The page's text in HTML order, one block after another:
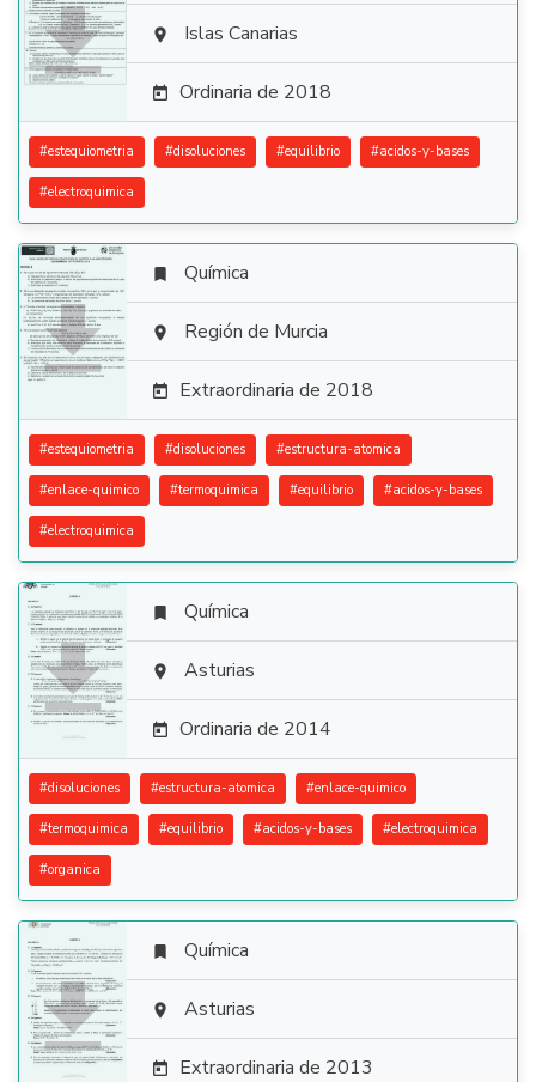
  Islas Canarias
 Ordinaria de 2018
#estequiometria #disoluciones #equilibrio #acidos-y-bases
#electroquimica

 Química
 Región de Murcia
 Extraordinaria de 2018
#estequiometria #disoluciones #estructura-atomica
#enlace-quimico #termoquimica #equilibrio #acidos-y-bases
#electroquimica

 Química
 Asturias
 Ordinaria de 2014
#disoluciones #estructura-atomica #enlace-quimico
#termoquimica #equilibrio #acidos-y-bases #electroquimica
#organica

 Química
 Asturias
 Extraordinaria de 2013